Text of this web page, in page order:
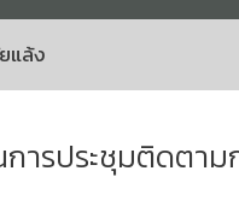
แล้ง
ารประชุมติดตาม